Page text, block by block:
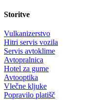
Storitve
Vulkanizerstvo
Hitri servis vozila
Servis avtoklime
Avtopralnica
Hotel za gume
Avtooptika
Vlečne kljuke
Popravilo platišč